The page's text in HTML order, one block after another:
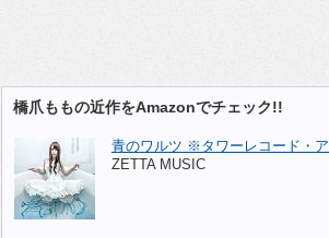
橋爪ももの近作をAmazonでチェック!!
青のワルツ ※タワーレコード・
ZETTA MUSIC